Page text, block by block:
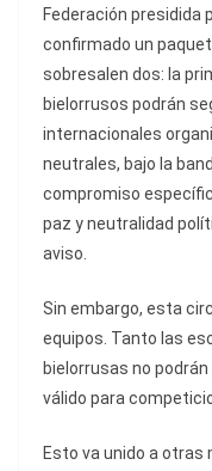
Federación presidida
confirmado un
sobresalen dos: la
bielorrusos podrán
internacionales
neutrales, bajo la
compromiso
paz y neutralidad
aviso.
Sin embargo, esta
equipos. Tanto las
bielorrusas no
válido para
Esto va unido a otras